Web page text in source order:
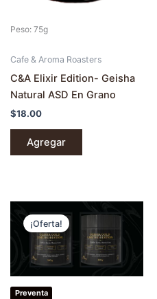
Peso: 75g
Cafe & Aroma Roasters
C&A Elixir Edition- Geisha
Natural ASD En Grano
$18.00
Agregar
Preventa
¡Oferta!precio
original
era:
$500.00.
El
precio
actual
es:
$325.00.